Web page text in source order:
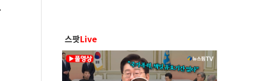
스팟Live